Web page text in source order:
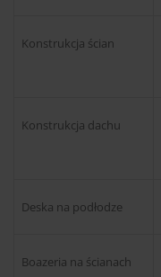
Konstrukcja ścian
Konstrukcja dachu
Deska na podłodze
Boazeria na ścianach